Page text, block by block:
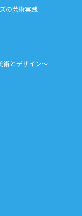
の芸術実践
術とデザイン〜